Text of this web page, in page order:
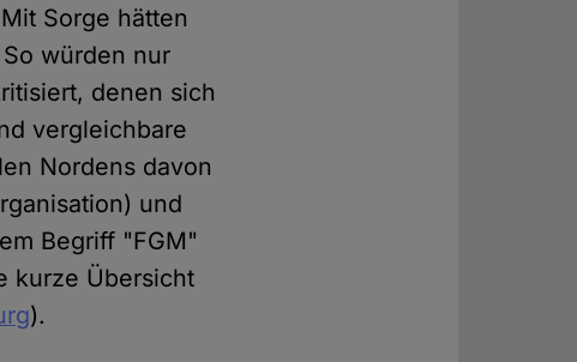
Sorge hätten
würden nur
denen sich
vergleichbare
Nordens davon
und
Begriff "FGM"
kurze Übersicht
).